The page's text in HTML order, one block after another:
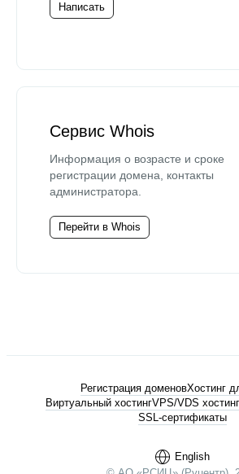
Написать
Сервис Whois
Информация о возрасте и сроке
регистрации домена, контакты
администратора.
Перейти в Whois
English
Регистрация доменовХостинг
Виртуальный хостингVPS/VDS хостинг
SSL-сертификаты